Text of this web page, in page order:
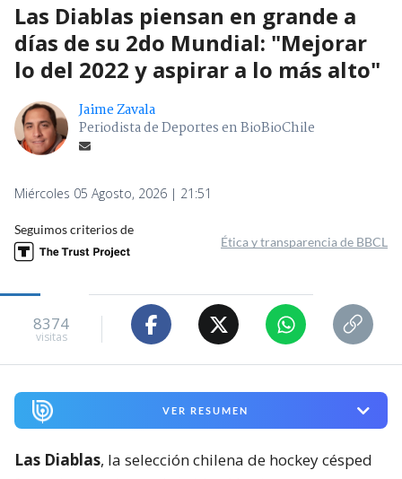
Las Diablas piensan en grande a
días de su 2do Mundial: "Mejorar
lo del 2022 y aspirar a lo más alto"
Jaime Zavala
Periodista de Deportes en BioBioChile
Miércoles 05 Agosto, 2026 | 21:51
Seguimos criterios de
Ética y transparencia de BBCL
8374
visitas
VER RESUMEN
Las Diablas, la selección chilena de hockey césped